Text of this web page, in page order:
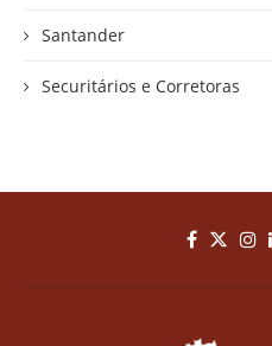
Santander
Securitários e Corretoras